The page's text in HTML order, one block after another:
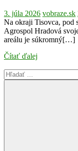
3. júla 2026 vobraze.sk
Na okraji Tisovca, pod
Agrospol Hradová
areálu je súkromný[…]
Čítať ďalej
Search
for: